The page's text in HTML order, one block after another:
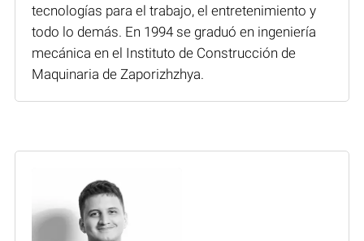
tecnologías para el trabajo, el entretenimiento y
todo lo demás. En 1994 se graduó en ingeniería
mecánica en el Instituto de Construcción de
Maquinaria de Zaporizhzhya.